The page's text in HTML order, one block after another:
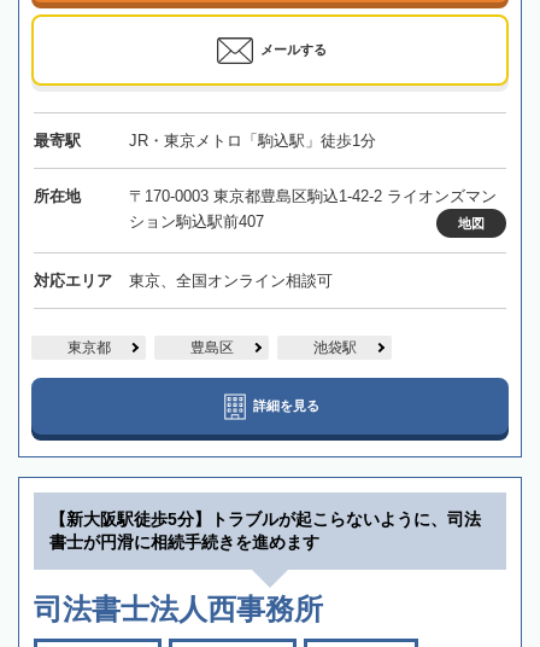
メールする
最寄駅 JR・東京メトロ「駒込駅」徒歩1分
所在地
〒170-0003 東京都豊島区駒込1-42-2 ライオンズマン
ション駒込駅前407
地図
対応エリア 東京、全国オンライン相談可
東京都 豊島区 池袋駅
詳細を見る
【新大阪駅徒歩5分】トラブルが起こらないように、司法
書士が円滑に相続手続きを進めます
司法書士法人西事務所